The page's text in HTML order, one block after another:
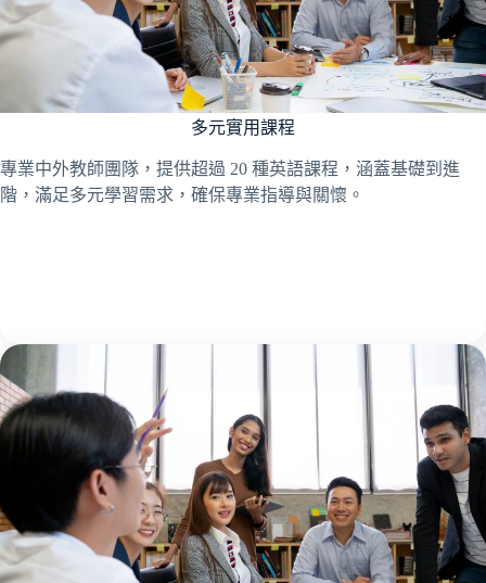
多元實用課程
專業中外教師團隊，提供超過 20 種英語課程，涵蓋基礎到進
階，滿足多元學習需求，確保專業指導與關懷。